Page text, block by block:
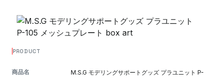
PRODUCT
商品名
M.S.G モデリングサポートグッズ プラユニット P-